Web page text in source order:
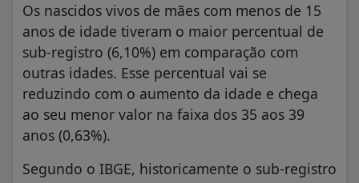
Os nascidos vivos de mães com menos de 15
anos de idade tiveram o maior percentual de
sub-registro (6,10%) em comparação com
outras idades. Esse percentual vai se
reduzindo com o aumento da idade e chega
ao seu menor valor na faixa dos 35 aos 39
anos (0,63%).
Segundo o IBGE, historicamente o sub-registro